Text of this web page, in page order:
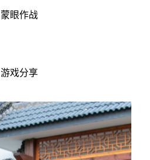
蒙眼作战
游戏分享